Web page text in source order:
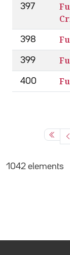
397
398
399
400
1042 elements